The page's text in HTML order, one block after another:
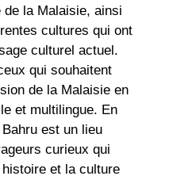
de la Malaisie, ainsi
cultures qui ont
culturel actuel.
qui souhaitent
de la Malaisie en
et multilingue. En
est un lieu
curieux qui
et la culture